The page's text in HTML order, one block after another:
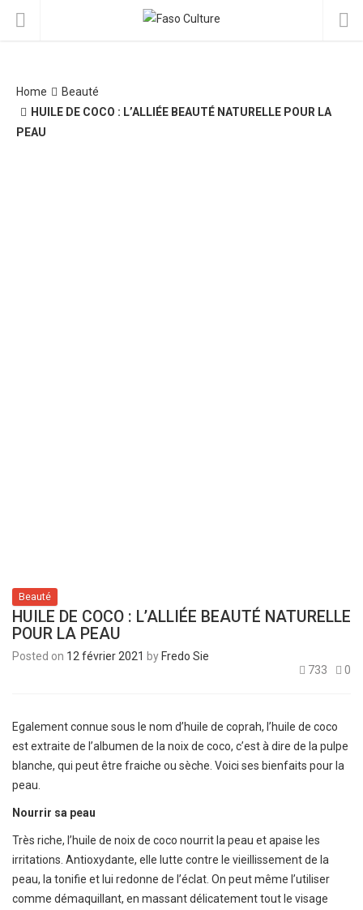
Home
Beauté
HUILE DE COCO : L’ALLIÉE BEAUTÉ NATURELLE POUR LA
PEAU
Beauté
HUILE DE COCO : L’ALLIÉE BEAUTÉ NATURELLE
POUR LA PEAU
Posted on 12 février 2021 by Fredo Sie
733
0
Egalement connue sous le nom d’huile de coprah, l’huile de coco
est extraite de l’albumen de la noix de coco, c’est à dire de la pulpe
blanche, qui peut être fraiche ou sèche. Voici ses bienfaits pour la
peau.
Nourrir sa peau
Très riche, l’huile de noix de coco nourrit la peau et apaise les
irritations. Antioxydante, elle lutte contre le vieillissement de la
peau, la tonifie et lui redonne de l’éclat. On peut même l’utiliser
comme démaquillant, en massant délicatement tout le visage